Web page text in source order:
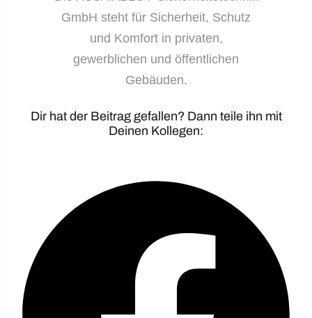
GmbH steht für Sicherheit, Schutz
und Komfort in privaten,
gewerblichen und öffentlichen
Gebäuden.
Dir hat der Beitrag gefallen? Dann teile ihn mit
Deinen Kollegen: